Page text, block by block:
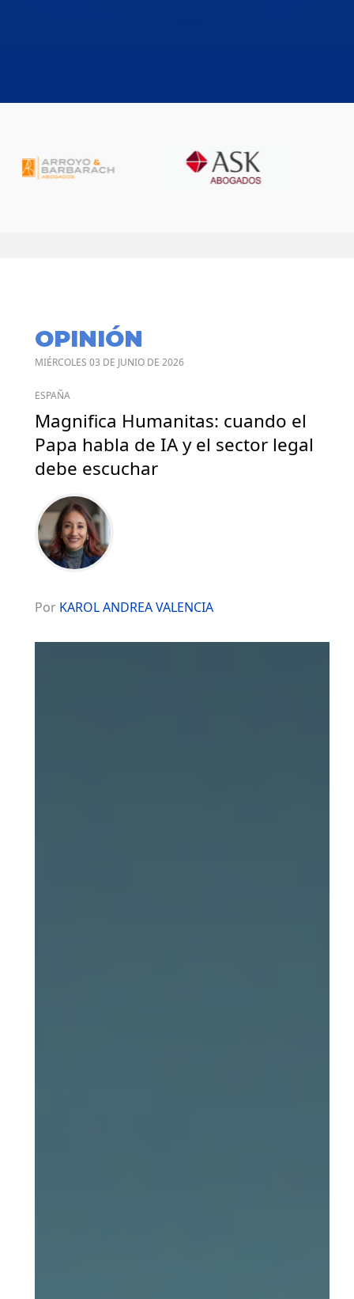
OPINIÓN
MIÉRCOLES 03 DE JUNIO DE 2026
ESPAÑA
Magnifica Humanitas: cuando el
Papa habla de IA y el sector legal
debe escuchar
Por KAROL ANDREA VALENCIA